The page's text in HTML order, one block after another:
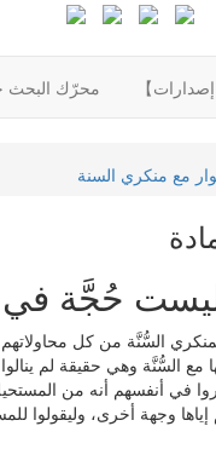
محرّك البحث إصدارات】
مع منكري السنة
حُجَّة في
السُّنَّة من كل
مع السُّنَّة وهي حقيقة لم
في أنفسهم أنه من
إياها وجهة أخرى، وليقولوا